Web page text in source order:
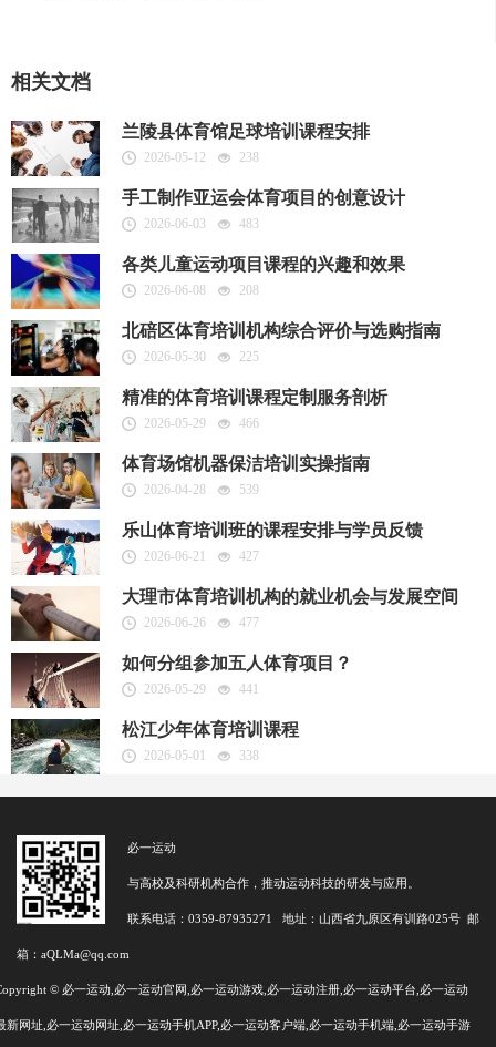
相关文档
兰陵县体育馆足球培训课程安排
2026-05-12 238
手工制作亚运会体育项目的创意设计
2026-06-03 483
各类儿童运动项目课程的兴趣和效果
2026-06-08 208
北碚区体育培训机构综合评价与选购指南
2026-05-30 225
精准的体育培训课程定制服务剖析
2026-05-29 466
体育场馆机器保洁培训实操指南
2026-04-28 539
乐山体育培训班的课程安排与学员反馈
2026-06-21 427
大理市体育培训机构的就业机会与发展空间
2026-06-26 477
如何分组参加五人体育项目？
2026-05-29 441
松江少年体育培训课程
2026-05-01 338
必一运动
与高校及科研机构合作，推动运动科技的研发与应用。
联系电话：0359-87935271 地址：山西省九原区有训路025号 邮
箱：aQLMa@qq.com
© 必一运动,必一运动官网,必一运动游戏,必一运动注册,必一运动平台,必一运动
新网址,必一运动网址,必一运动手机APP,必一运动客户端,必一运动手机端,必一运动手游